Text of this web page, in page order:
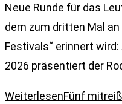
Neue Runde für das
dem zum dritten Mal
Festivals“ erinnert
2026 präsentiert der
WeiterlesenFünf